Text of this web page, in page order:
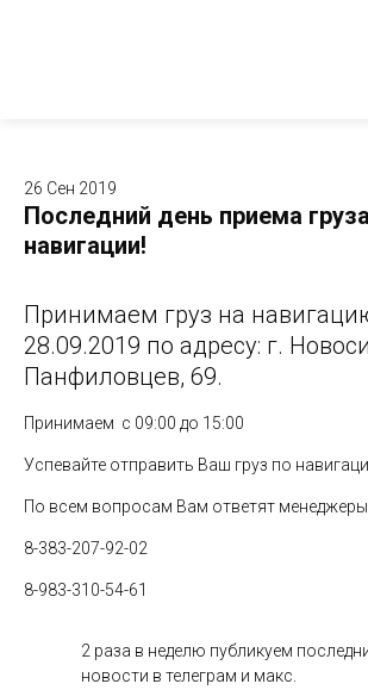
26 Сен 2019
Последний день приема
навигации!
Принимаем груз на
28.09.2019 по адресу: г.
Панфиловцев, 69.
Принимаем с 09:00 до 15:00
Успевайте отправить Ваш груз по
По всем вопросам Вам ответят
8-383-207-92-02
8-983-310-54-61
2 раза в неделю публикуем
новости в телеграм и макс.